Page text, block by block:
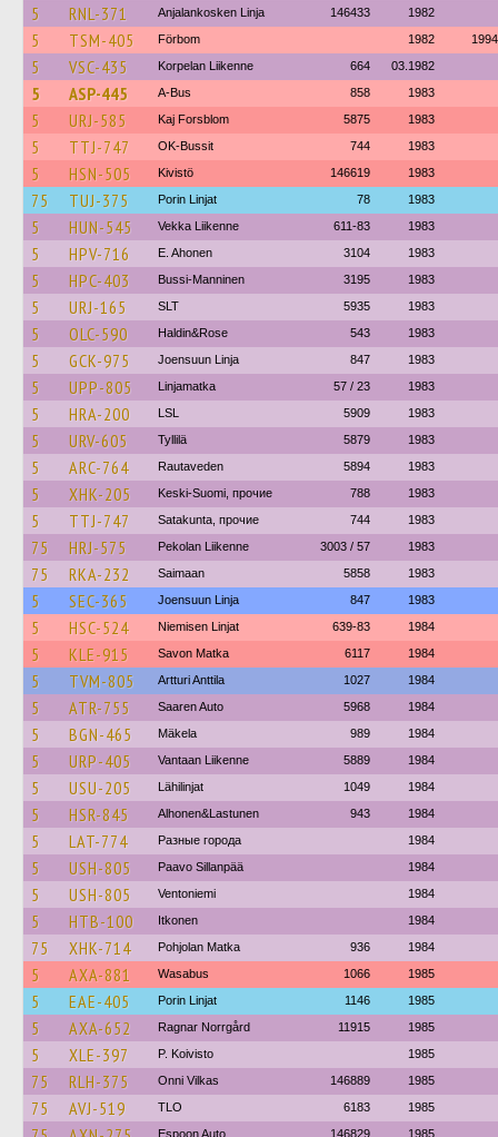
5 RNL-371 Anjalankosken Linja 146433 1982
5 TSM-405 Förbom 1982 1994
5 VSC-435 Korpelan Liikenne 664 03.1982
5 ASP-445 A-Bus 858 1983
5 URJ-585 Kaj Forsblom 5875 1983
5 TTJ-747 OK-Bussit 744 1983
5 HSN-505 Kivistö 146619 1983
75 TUJ-375 Porin Linjat 78 1983
5 HUN-545 Vekka Liikenne 611-83 1983
5 HPV-716 E. Ahonen 3104 1983
5 HPC-403 Bussi-Manninen 3195 1983
5 URJ-165 SLT 5935 1983
5 OLC-590 Haldin&Rose 543 1983
5 GCK-975 Joensuun Linja 847 1983
5 UPP-805 Linjamatka 57 / 23 1983
5 HRA-200 LSL 5909 1983
5 URV-605 Tyllilä 5879 1983
5 ARC-764 Rautaveden 5894 1983
5 XHK-205 Keski-Suomi, прочие 788 1983
5 TTJ-747 Satakunta, прочие 744 1983
75 HRJ-575 Pekolan Liikenne 3003 / 57 1983
75 RKA-232 Saimaan 5858 1983
5 SEC-365 Joensuun Linja 847 1983
5 HSC-524 Niemisen Linjat 639-83 1984
5 KLE-915 Savon Matka 6117 1984
5 TVM-805 Artturi Anttila 1027 1984
5 ATR-755 Saaren Auto 5968 1984
5 BGN-465 Mäkela 989 1984
5 URP-405 Vantaan Liikenne 5889 1984
5 USU-205 Lähilinjat 1049 1984
5 HSR-845 Alhonen&Lastunen 943 1984
5 LAT-774 Разные города 1984
5 USH-805 Paavo Sillanpää 1984
5 USH-805 Ventoniemi 1984
5 HTB-100 Itkonen 1984
75 XHK-714 Pohjolan Matka 936 1984
5 AXA-881 Wasabus 1066 1985
5 EAE-405 Porin Linjat 1146 1985
5 AXA-652 Ragnar Norrgård 11915 1985
5 XLE-397 P. Koivisto 1985
75 RLH-375 Onni Vilkas 146889 1985
75 AVJ-519 TLO 6183 1985
Espoon Auto 146829 1985